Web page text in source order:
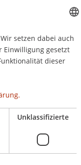
GERMAN
ENGLISH
setzen dabei auch
Einwilligung gesetzt
dieser
Unklassifizierte